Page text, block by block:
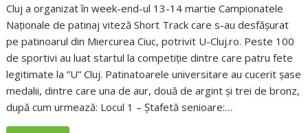
Cluj a organizat în week-end-ul 13-14 martie Campionatele
Naționale de patinaj viteză Short Track care s-au desfășurat
pe patinoarul din Miercurea Ciuc, potrivit U-Cluj.ro. Peste 100
de sportivi au luat startul la competiție dintre care patru fete
legitimate la ”U” Cluj. Patinatoarele universitare au cucerit șase
medalii, dintre care una de aur, două de argint și trei de bronz,
după cum urmează: Locul 1 – Ștafetă senioare:…